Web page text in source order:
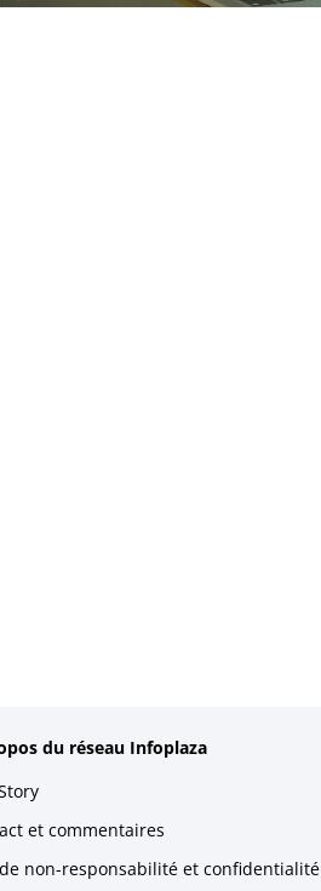
du réseau Infoplaza
et commentaires
non-responsabilité et confidentialité